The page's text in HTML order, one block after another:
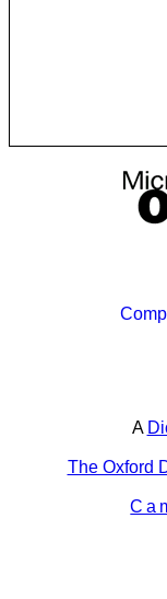
A
The Oxford